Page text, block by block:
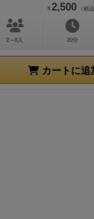
¥ 2,500 （税
2～8人 20分
カートに追